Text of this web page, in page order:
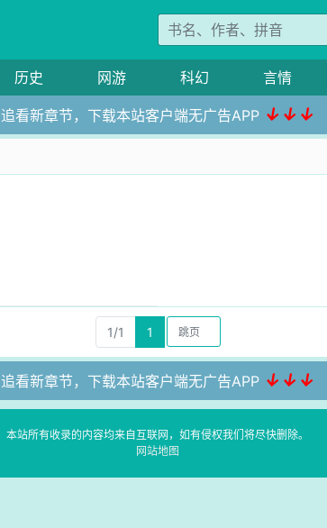
历史 网游 科幻 言情
追看新章节，下载本站客户端无广告APP ↓↓↓
1/1 1
追看新章节，下载本站客户端无广告APP ↓↓↓
本站所有收录的内容均来自互联网，如有侵权我们将尽快删除。
网站地图